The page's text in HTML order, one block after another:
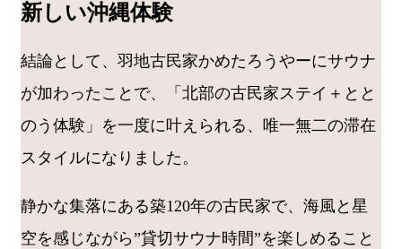
新しい沖縄体験
結論として、羽地古民家かめたろうやーにサウナ
が加わったことで、「北部の古民家ステイ＋とと
のう体験」を一度に叶えられる、唯一無二の滞在
スタイルになりました。
静かな集落にある築120年の古民家で、海風と星
空を感じながら”貸切サウナ時間”を楽しめること